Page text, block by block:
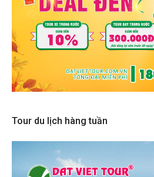
Tour du lịch hàng tuần